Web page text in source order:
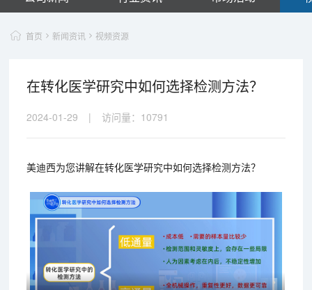
首页 新闻资讯 视频资源
在转化医学研究中如何选择检测方法？
2024-01-29 | 访问量： 10791
美迪西为您讲解在转化医学研究中如何选择检测方法？